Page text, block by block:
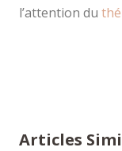
l’attention du
Articles